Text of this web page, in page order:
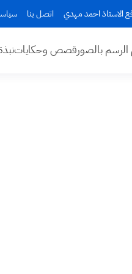
الاستاذ احمد مهدي اتصل بنا
الرسم بالصورقصص وحكايات